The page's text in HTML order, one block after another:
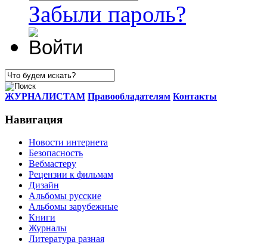
Забыли пароль?
ЖУРНАЛИСТАМ Правообладателям Контакты
Навигация
Новости интернета
Безопасность
Вебмастеру
Рецензии к фильмам
Дизайн
Альбомы русские
Альбомы зарубежные
Книги
Журналы
Литература разная